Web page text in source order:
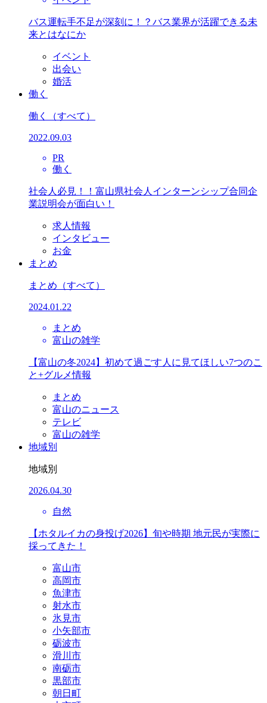
バス運転手不足が深刻に！？バス業界が活躍できる未
来とはなにか
イベント
出会い
婚活
働く
働く （すべて）
2022.09.03
PR
働く
社会人必見！！富山県社会人インターンシップ合同企
業説明会が面白い！
求人情報
インタビュー
お金
まとめ
まとめ （すべて）
2024.01.22
まとめ
富山の雑学
【富山の冬2024】初めて過ごす人に見てほしい7つのこ
と+グルメ情報
まとめ
富山のニュース
テレビ
富山の雑学
地域別
地域別
2026.04.30
自然
【ホタルイカの身投げ2026】旬や時期 地元民が実際に
採ってきた！
富山市
高岡市
魚津市
射水市
氷見市
小矢部市
砺波市
滑川市
南砺市
黒部市
朝日町